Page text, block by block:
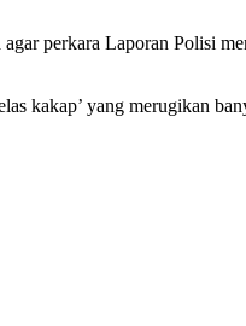
perkara Laporan Polisi
kakap’ yang merugikan